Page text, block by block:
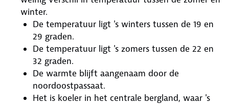
winter.
De temperatuur ligt 's winters tussen de 19 en
29 graden.
De temperatuur ligt 's zomers tussen de 22 en
32 graden.
De warmte blijft aangenaam door de
noordoostpassaat.
Het is koeler in het centrale bergland, waar 's